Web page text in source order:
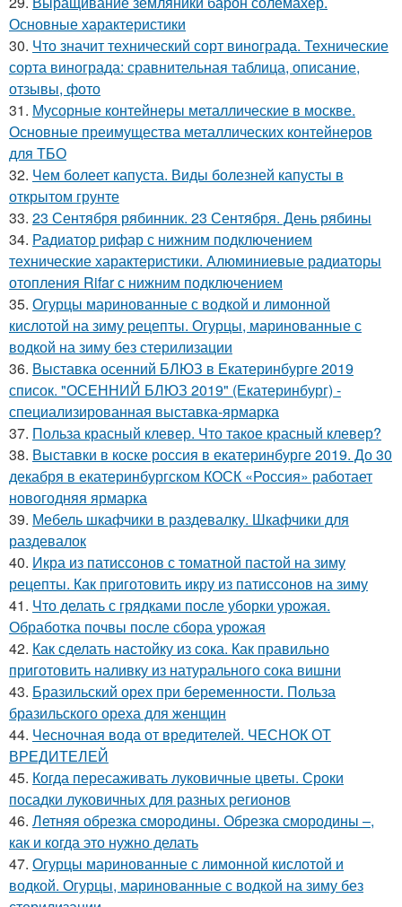
Основные характеристики
30. Что значит технический сорт винограда. Технические
сорта винограда: сравнительная таблица, описание,
отзывы, фото
31. Мусорные контейнеры металлические в москве.
Основные преимущества металлических контейнеров
для ТБО
32. Чем болеет капуста. Виды болезней капусты в
открытом грунте
33. 23 Сентября рябинник. 23 Сентября. День рябины
34. Радиатор рифар с нижним подключением
технические характеристики. Алюминиевые радиаторы
отопления Rifar с нижним подключением
35. Огурцы маринованные с водкой и лимонной
кислотой на зиму рецепты. Огурцы, маринованные с
водкой на зиму без стерилизации
36. Выставка осенний БЛЮЗ в Екатеринбурге 2019
список. "ОСЕННИЙ БЛЮЗ 2019" (Екатеринбург) -
специализированная выставка-ярмарка
37. Польза красный клевер. Что такое красный клевер?
38. Выставки в коске россия в екатеринбурге 2019. До 30
декабря в екатеринбургском КОСК «Россия» работает
новогодняя ярмарка
39. Мебель шкафчики в раздевалку. Шкафчики для
раздевалок
40. Икра из патиссонов с томатной пастой на зиму
рецепты. Как приготовить икру из патиссонов на зиму
41. Что делать с грядками после уборки урожая.
Обработка почвы после сбора урожая
42. Как сделать настойку из сока. Как правильно
приготовить наливку из натурального сока вишни
43. Бразильский орех при беременности. Польза
бразильского ореха для женщин
44. Чесночная вода от вредителей. ЧЕСНОК ОТ
ВРЕДИТЕЛЕЙ
45. Когда пересаживать луковичные цветы. Сроки
посадки луковичных для разных регионов
46. Летняя обрезка смородины. Обрезка смородины –,
как и когда это нужно делать
47. Огурцы маринованные с лимонной кислотой и
водкой. Огурцы, маринованные с водкой на зиму без